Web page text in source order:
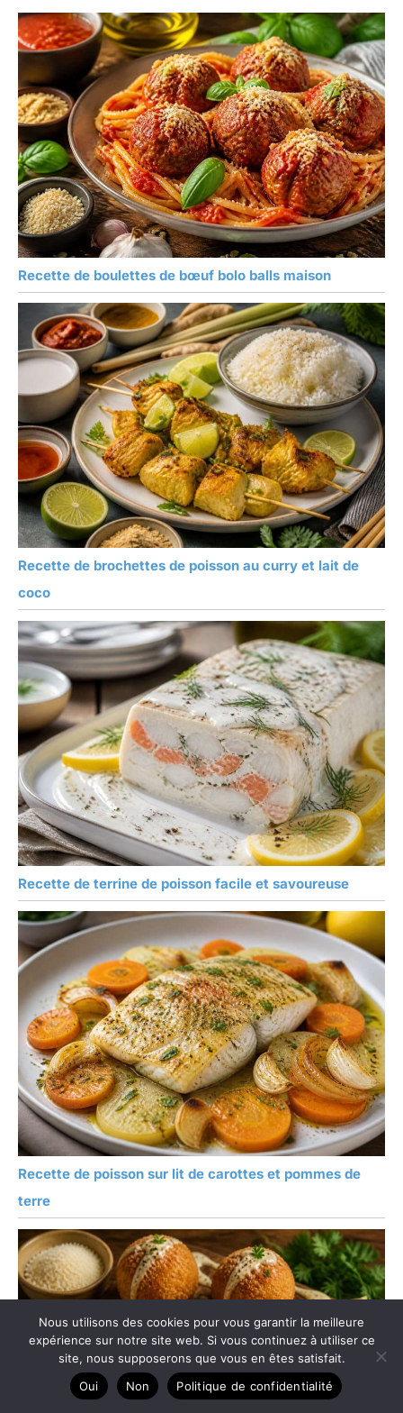
Recette de boulettes de bœuf bolo balls maison
Recette de brochettes de poisson au curry et lait de
coco
Recette de terrine de poisson facile et savoureuse
Recette de poisson sur lit de carottes et pommes de
terre
Nous utilisons des cookies pour vous garantir la meilleure
expérience sur notre site web. Si vous continuez à utiliser ce
site, nous supposerons que vous en êtes satisfait.
Oui
Non Politique de confidentialité